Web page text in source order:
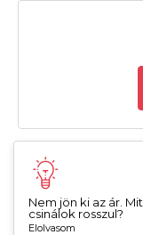
Nem jön ki az ár. Mit
csinálok rosszul?
Elolvasom